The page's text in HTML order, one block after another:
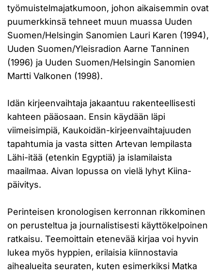
työmuistelmajatkumoon, johon aikaisemmin ovat
puumerkkinsä tehneet muun muassa Uuden
Suomen/Helsingin Sanomien Lauri Karen (1994),
Uuden Suomen/Yleisradion Aarne Tanninen
(1996) ja Uuden Suomen/Helsingin Sanomien
Martti Valkonen (1998).
Idän kirjeenvaihtaja jakaantuu rakenteellisesti
kahteen pääosaan. Ensin käydään läpi
viimeisimpiä, Kaukoidän-kirjeenvaihtajuuden
tapahtumia ja vasta sitten Artevan lempilasta
Lähi-itää (etenkin Egyptiä) ja islamilaista
maailmaa. Aivan lopussa on vielä lyhyt Kiina-
päivitys.
Perinteisen kronologisen kerronnan rikkominen
on perusteltua ja journalistisesti käyttökelpoinen
ratkaisu. Teemoittain etenevää kirjaa voi hyvin
lukea myös hyppien, erilaisia kiinnostavia
aihealueita seuraten, kuten esimerkiksi Matka